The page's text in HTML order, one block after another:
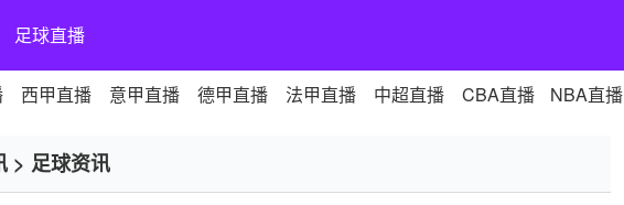
足球直播
西甲直播 意甲直播 德甲直播 法甲直播 中超直播 CBA直播 NBA直播
> 足球资讯